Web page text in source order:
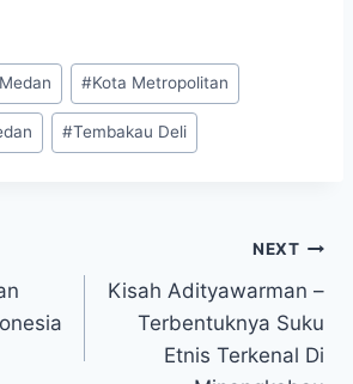
#Kota Metropolitan
#Tembakau Deli
NEXT
Kisah Adityawarman –
Terbentuknya Suku
Etnis Terkenal Di